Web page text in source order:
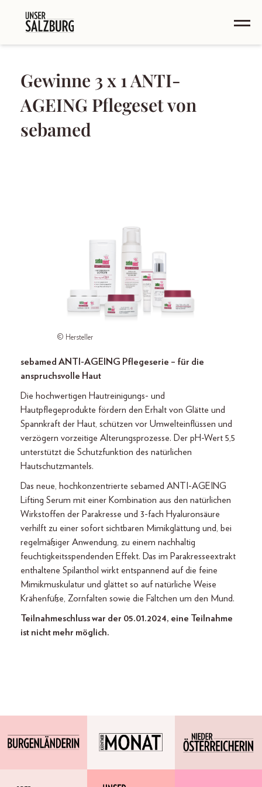
Gewinne 3 x 1 ANTI-
AGEING Pflegeset von
sebamed
© Hersteller
sebamed ANTI-AGEING Pflegeserie – für die
anspruchsvolle Haut
Die hochwertigen Hautreinigungs- und
Hautpflegeprodukte fördern den Erhalt von Glätte und
Spannkraft der Haut, schützen vor Umwelteinflüssen und
verzögern vorzeitige Alterungsprozesse. Der pH-Wert 5,5
unterstützt die Schutzfunktion des natürlichen
Hautschutzmantels.
Das neue, hochkonzentrierte sebamed ANTI-AGEING
Lifting Serum mit einer Kombination aus den natürlichen
Wirkstoffen der Parakresse und 3-fach Hyaluronsäure
verhilft zu einer sofort sichtbaren Mimikglättung und, bei
regelmäßiger Anwendung, zu einem nachhaltig
feuchtigkeitsspendenden Effekt. Das im Parakresseextrakt
enthaltene Spilanthol wirkt entspannend auf die feine
Mimikmuskulatur und glättet so auf natürliche Weise
Krähenfüße, Zornfalten sowie die Fältchen um den Mund.
Teilnahmeschluss war der 05.01.2024, eine Teilnahme
ist nicht mehr möglich.